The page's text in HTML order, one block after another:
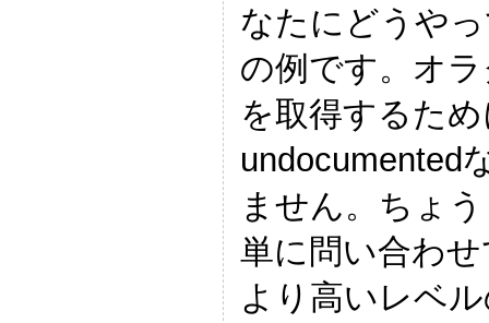
なたにどうや
の例です。オ
を取得するた
undocumented
ません。ちょ
単に問い合わ
より高いレベ